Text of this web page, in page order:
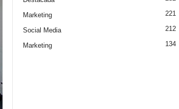
Marketing 221
Social Media 212
Marketing 134